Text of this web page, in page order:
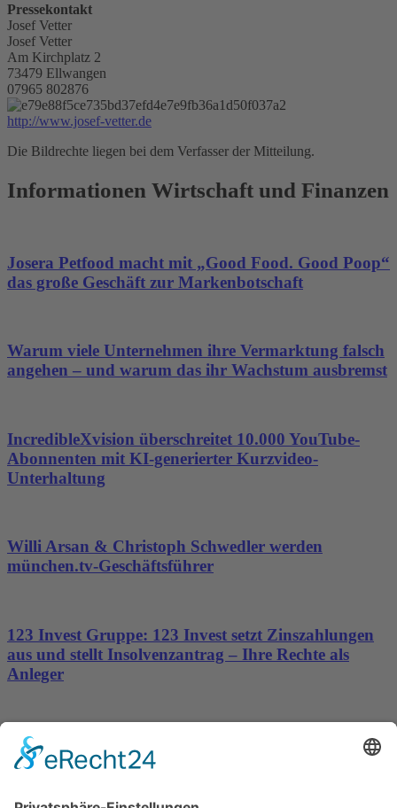
Pressekontakt
Josef Vetter
Josef Vetter
Am Kirchplatz 2
73479 Ellwangen
07965 802876
http://www.josef-vetter.de
Die Bildrechte liegen bei dem Verfasser der Mitteilung.
Informationen Wirtschaft und Finanzen
Josera Petfood macht mit „Good Food. Good Poop“
das große Geschäft zur Markenbotschaft
Warum viele Unternehmen ihre Vermarktung falsch
angehen – und warum das ihr Wachstum ausbremst
IncredibleXvision überschreitet 10.000 YouTube-
Abonnenten mit KI-generierter Kurzvideo-
Unterhaltung
Willi Arsan & Christoph Schwedler werden
münchen.tv-Geschäftsführer
123 Invest Gruppe: 123 Invest setzt Zinszahlungen
aus und stellt Insolvenzantrag – Ihre Rechte als
Anleger
Dronus sichert sich 15 Millionen Dollar und treibt
den Aufbau autonomer Luftinfrastruktur voran
Wichtiges